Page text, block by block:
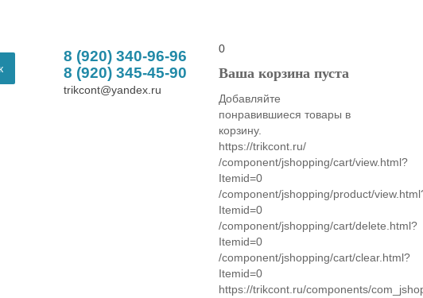
8 (920) 340-96-96
8 (920) 345-45-90
trikcont@yandex.ru
0
Ваша корзина пуста
Добавляйте
понравившиеся товары в
корзину.
https://trikcont.ru/
/component/jshopping/cart/view.html?
Itemid=0
/component/jshopping/product/
Itemid=0
/component/jshopping/cart/delete.html?
Itemid=0
/component/jshopping/cart/clear.html?
Itemid=0
https://trikcont.ru/components/